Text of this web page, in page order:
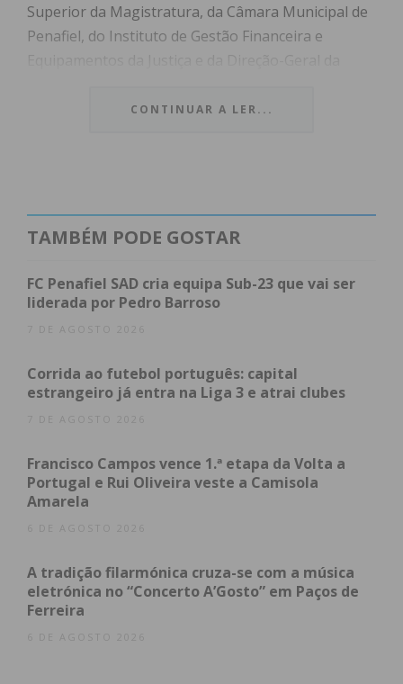
Superior da Magistratura, da Câmara Municipal de
Penafiel, do Instituto de Gestão Financeira e
Justiça veio até Penafiel tratar da calendarização da
“A minha visita aqui hoje tem duas grandes
Justiça olha para este tribunal e está preocupado
com ele e depois reunir todas as instituições que
agora têm que trabalhar por uma correta
Estado, dando nota de que o concurso já foi aberto,
estando agora na fase de escolha do vencedor.
CONTINUAR A LER...
TAMBÉM PODE GOSTAR
FC Penafiel SAD cria equipa Sub-23 que vai ser
liderada por Pedro Barroso
7 DE AGOSTO 2026
Corrida ao futebol português: capital
estrangeiro já entra na Liga 3 e atrai clubes
7 DE AGOSTO 2026
Francisco Campos vence 1.ª etapa da Volta a
Portugal e Rui Oliveira veste a Camisola
Amarela
6 DE AGOSTO 2026
A tradição filarmónica cruza-se com a música
eletrónica no “Concerto A’Gosto” em Paços de
Ferreira
6 DE AGOSTO 2026